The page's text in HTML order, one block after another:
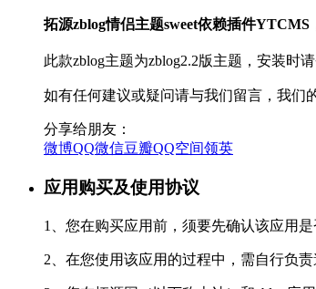
拓源zblog情侣主题sweet依赖插件
此款zblog主题为zblog2.2版主题，安装时
如有任何建议或疑问请与我们留言，我们
分享给朋友：
微博QQ微信豆瓣QQ空间领英
应用购买及使用协议
1、您在购买应用前，须要先确认该应用
2、在您使用该应用的过程中，需自行负